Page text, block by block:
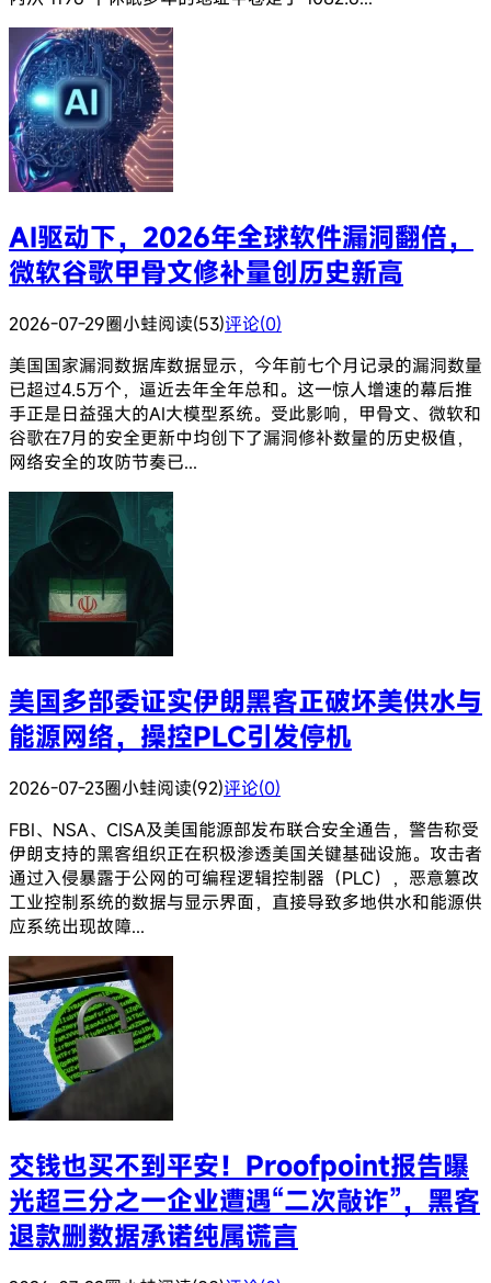
AI驱动下，2026年全球软件漏洞翻倍，
微软谷歌甲骨文修补量创历史新高
2026-07-29圈小蛙阅读(53)评论(0)
美国国家漏洞数据库数据显示，今年前七个月记录的漏洞数量
已超过4.5万个，逼近去年全年总和。这一惊人增速的幕后推
手正是日益强大的AI大模型系统。受此影响，甲骨文、微软和
谷歌在7月的安全更新中均创下了漏洞修补数量的历史极值，
网络安全的攻防节奏已...
美国多部委证实伊朗黑客正破坏美供水与
能源网络，操控PLC引发停机
2026-07-23圈小蛙阅读(92)评论(0)
FBI、NSA、CISA及美国能源部发布联合安全通告，警告称受
伊朗支持的黑客组织正在积极渗透美国关键基础设施。攻击者
通过入侵暴露于公网的可编程逻辑控制器（PLC），恶意篡改
工业控制系统的数据与显示界面，直接导致多地供水和能源供
应系统出现故障...
交钱也买不到平安！Proofpoint报告曝
光超三分之一企业遭遇“二次敲诈”，黑客
退款删数据承诺纯属谎言